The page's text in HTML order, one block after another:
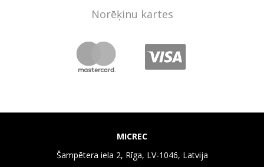
Norēķinu kartes
MICREC
Šampētera iela 2, Rīga, LV-1046, Latvija